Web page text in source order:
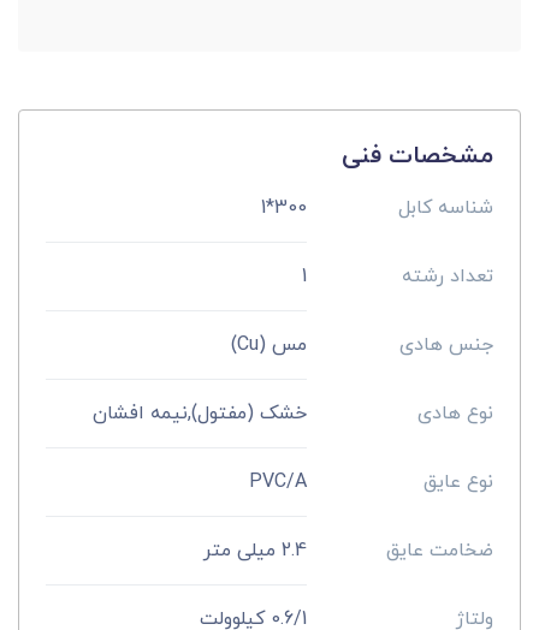
مشخصات فنی
شناسه کابل 300*1
تعداد رشته 1
جنس هادی مس (Cu)
نوع هادی خشک (مفتول),نیمه افشان
نوع عایق PVC/A
ضخامت عایق 2.4 میلی متر
ولتاژ 0.6/1 کیلوولت